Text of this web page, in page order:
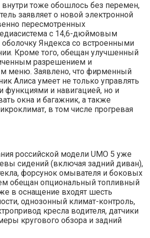
тоже обошлось без перемен,
заявляет о новой электронной
пересмотренных
с 14,6-дюймовым
Яндекса со встроенными
Кроме того, обещан улучшенный
разрешением и
меню. Заявлено, что фирменный
Алиса умеет не только управлять
и навигацией, но и
окна и багажник, а также
в том числе прогревая
российской модели UMO 5 уже
сидений (включая задний диван),
форсунок омывателя и боковых
обещан опциональный топливный
в оснащение входят шесть
однозонный климат-контроль,
кресла водителя, датчики
кругового обзора и задний